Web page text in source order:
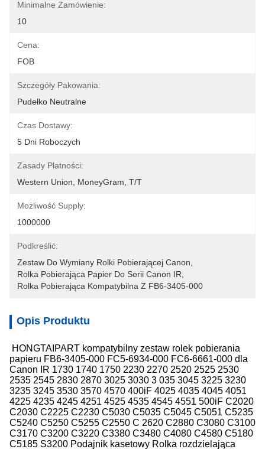
Minimalne Zamówienie:
10
Cena:
FOB
Szczegóły Pakowania:
Pudełko Neutralne
Czas Dostawy:
5 Dni Roboczych
Zasady Płatności:
Western Union, MoneyGram, T/T
Możliwość Supply:
1000000
Podkreślić:
Zestaw Do Wymiany Rolki Pobierającej Canon
Rolka Pobierająca Papier Do Serii Canon IR
Rolka Pobierająca Kompatybilna Z FB6-3405-000
Opis Produktu
HONGTAIPART kompatybilny zestaw rolek pobierania
papieru FB6-3405-000 FC5-6934-000 FC6-6661-000 dla
Canon IR 1730 1740 1750 2230 2270 2520 2525 2530
2535 2545 2830 2870 3025 3030 3 035 3045 3225 3230
3235 3245 3530 3570 4570 400iF 4025 4035 4045 4051
4225 4235 4245 4251 4525 4535 4545 4551 500iF C2020
C2030 C2225 C2230 C5030 C5035 C5045 C5051 C5235
C5240 C5250 C5255 C2550 C 2620 C2880 C3080 C3100
C3170 C3200 C3220 C3380 C3480 C4080 C4580 C5180
C5185 S3200 Podajnik kasetowy Rolka rozdzielająca